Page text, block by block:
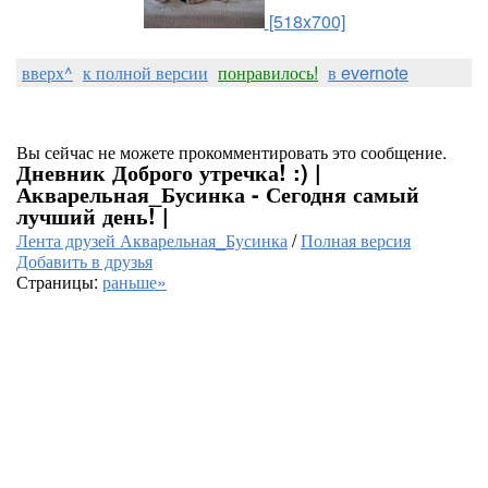
[518x700]
вверх^ к полной версии понравилось! в evernote
Вы сейчас не можете прокомментировать это сообщение.
Дневник Доброго утречка! :) |
Акварельная_Бусинка - Сегодня самый
лучший день! |
Лента друзей Акварельная_Бусинка/Полная версия
Добавить в друзья
Страницы: раньше»